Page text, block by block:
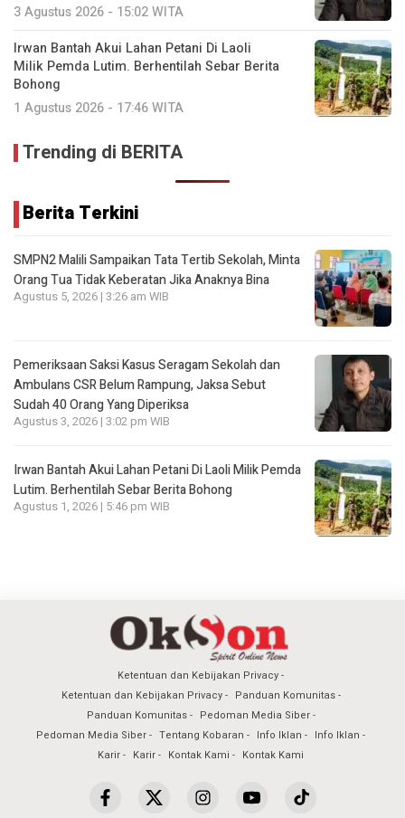
3 Agustus 2026 - 15:02 WITA
Irwan Bantah Akui Lahan Petani Di Laoli
Milik Pemda Lutim. Berhentilah Sebar Berita
Bohong
1 Agustus 2026 - 17:46 WITA
Trending di BERITA
Berita Terkini
SMPN2 Malili Sampaikan Tata Tertib Sekolah, Minta
Orang Tua Tidak Keberatan Jika Anaknya Bina
Agustus 5, 2026 | 3:26 am WIB
Pemeriksaan Saksi Kasus Seragam Sekolah dan
Ambulans CSR Belum Rampung, Jaksa Sebut
Sudah 40 Orang Yang Diperiksa
Agustus 3, 2026 | 3:02 pm WIB
Irwan Bantah Akui Lahan Petani Di Laoli Milik Pemda
Lutim. Berhentilah Sebar Berita Bohong
Agustus 1, 2026 | 5:46 pm WIB
Ketentuan dan Kebijakan Privacy
Ketentuan dan Kebijakan Privacy
Panduan Komunitas
Panduan Komunitas
Pedoman Media Siber
Pedoman Media Siber
Tentang Kobaran Info Iklan
Info Iklan
Karir
Karir Kontak Kami Kontak Kami